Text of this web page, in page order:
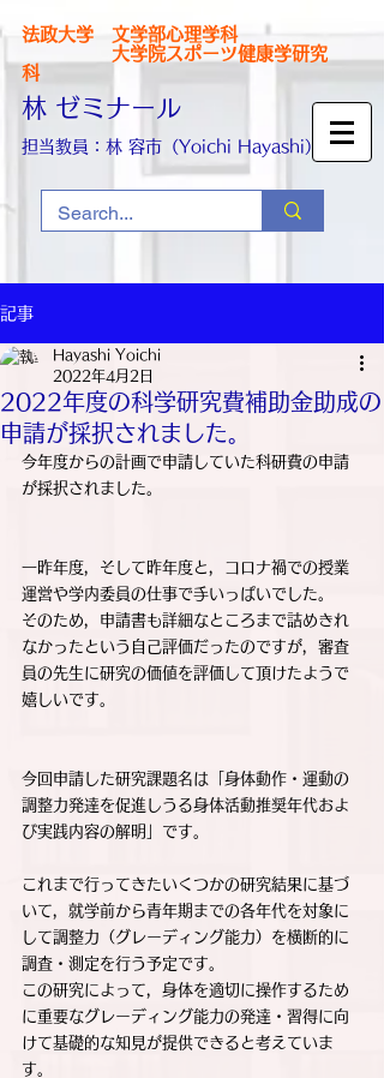
法政大学 文学部心理学科
大学院スポーツ健康学研究
科
林 ゼミナール
担当教員：林 容市（Yoichi Hayashi）
記事
2022年度の科学研究費補助金助成の
申請が採択されました。
Hayashi Yoichi
2022年4月2日
今年度からの計画で申請していた科研費の申請
が採択されました。
一昨年度，そして昨年度と，コロナ禍での授業
運営や学内委員の仕事で手いっぱいでした。
そのため，申請書も詳細なところまで詰めきれ
なかったという自己評価だったのですが，審査
員の先生に研究の価値を評価して頂けたようで
嬉しいです。
今回申請した研究課題名は「身体動作・運動の
調整力発達を促進しうる身体活動推奨年代およ
び実践内容の解明」です。
これまで行ってきたいくつかの研究結果に基づ
いて，就学前から青年期までの各年代を対象に
して調整力（グレーディング能力）を横断的に
調査・測定を行う予定です。
この研究によって，身体を適切に操作するため
に重要なグレーディング能力の発達・習得に向
けて基礎的な知見が提供できると考えていま
す。